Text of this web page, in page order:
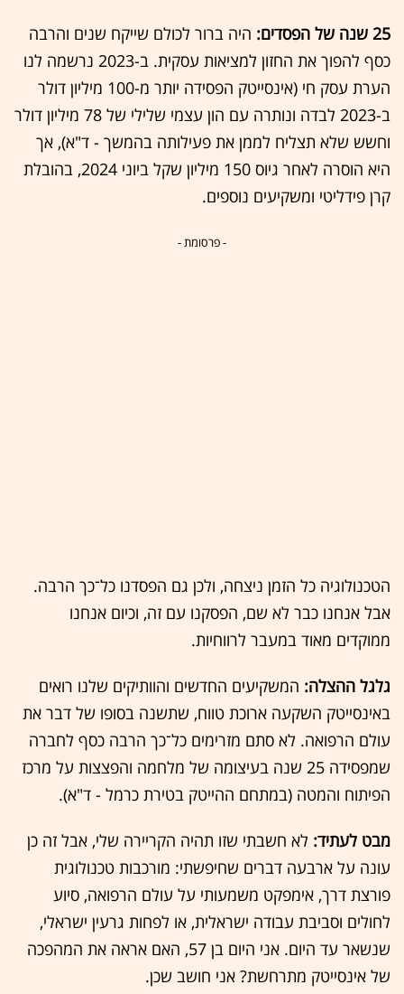
25 שנה של הפסדים:
היה ברור לכולם שייקח שנים והרבה
כסף להפוך את החזון למציאות עסקית. ב-2023 נרשמה לנו
הערת עסק חי (אינסייטק הפסידה יותר מ-100 מיליון דולר
ב-2023 לבדה ונותרה עם הון עצמי שלילי של 78 מיליון דולר
וחשש שלא תצליח לממן את פעילותה בהמשך - ד"א), אך
היא הוסרה לאחר גיוס 150 מיליון שקל ביוני 2024, בהובלת
קרן פידליטי ומשקיעים נוספים.
- פרסומת -
הטכנולוגיה כל הזמן ניצחה, ולכן גם הפסדנו כל־כך הרבה.
אבל אנחנו כבר לא שם, הפסקנו עם זה, וכיום אנחנו
ממוקדים מאוד במעבר לרווחיות.
גלגל ההצלה: המשקיעים החדשים והוותיקים שלנו רואים
באינסייטק השקעה ארוכת טווח, שתשנה בסופו של דבר את
עולם הרפואה. לא סתם מזרימים כל־כך הרבה כסף לחברה
שמפסידה 25 שנה בעיצומה של מלחמה והפצצות על מרכז
הפיתוח והמטה (במתחם ההייטק בטירת כרמל - ד"א).
מבט לעתיד: לא חשבתי שזו תהיה הקריירה שלי, אבל זה כן
עונה על ארבעה דברים שחיפשתי: מורכבות טכנולוגית
פורצת דרך, אימפקט משמעותי על עולם הרפואה, סיוע
לחולים וסביבת עבודה ישראלית, או לפחות גרעין ישראלי,
שנשאר עד היום. אני היום בן 57, האם אראה את המהפכה
של אינסייטק מתרחשת? אני חושב שכן.